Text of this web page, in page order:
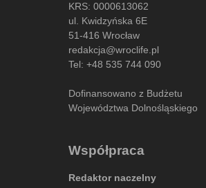
KRS: 0000613062
ul. Kwidzyńska 6E
51-416 Wrocław
redakcja@wroclife.pl
Tel: +48 535 744 090
Dofinansowano z Budżetu
Województwa Dolnośląskiego
Współpraca
Redaktor naczelny